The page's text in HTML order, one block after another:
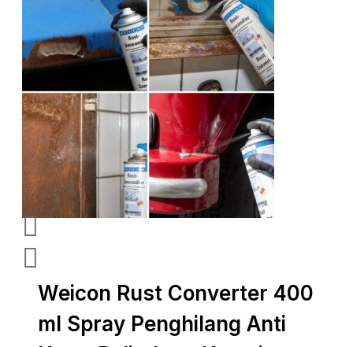
Weicon Rust Converter 400
ml Spray Penghilang Anti